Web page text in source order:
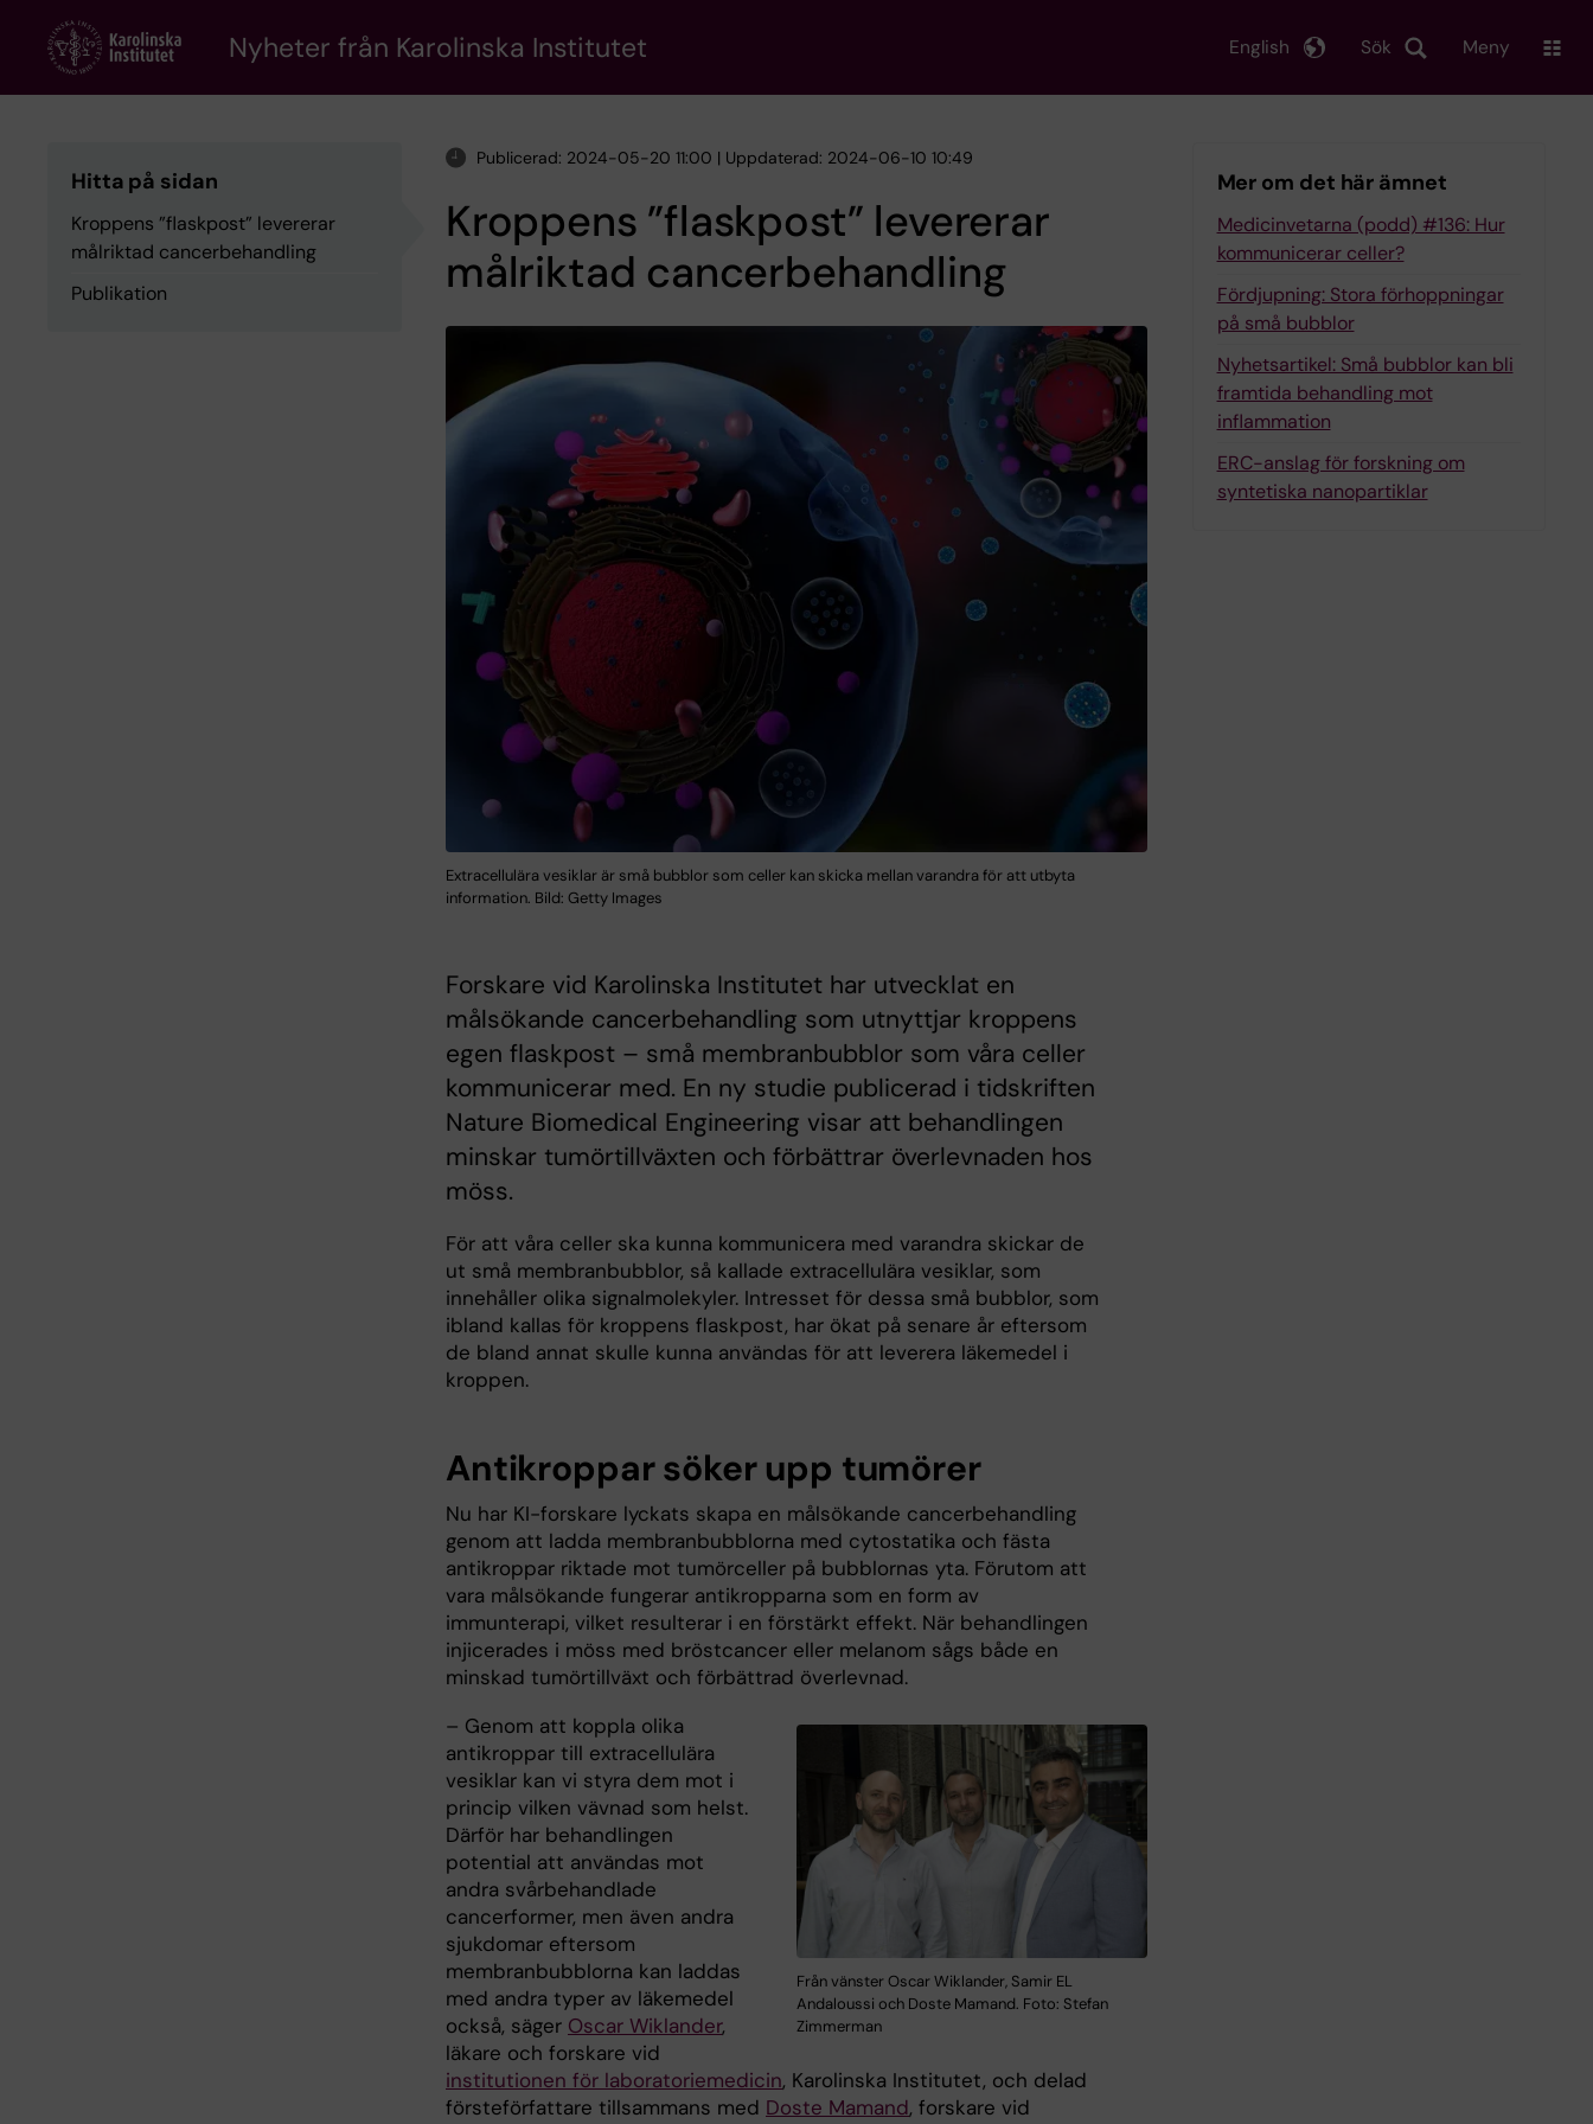
content
Nyheter från Karolinska Institutet Sök
English Meny
Hitta på sidan
Kroppens ”flaskpost” levererar
målriktad cancerbehandling
Publikation
Publicerad: 2024-05-20 11:00 | Uppdaterad: 2024-06-10 10:49
Kroppens ”flaskpost” levererar
målriktad cancerbehandling
Extracellulära vesiklar är små bubblor som celler kan skicka mellan varandra för att utbyta
information. Bild: Getty Images
Forskare vid Karolinska Institutet har utvecklat en
målsökande cancerbehandling som utnyttjar kroppens
egen flaskpost – små membranbubblor som våra celler
kommunicerar med. En ny studie publicerad i tidskriften
Nature Biomedical Engineering visar att behandlingen
minskar tumörtillväxten och förbättrar överlevnaden hos
möss.
För att våra celler ska kunna kommunicera med varandra skickar de
ut små membranbubblor, så kallade extracellulära vesiklar, som
innehåller olika signalmolekyler. Intresset för dessa små bubblor, som
ibland kallas för kroppens flaskpost, har ökat på senare år eftersom
de bland annat skulle kunna användas för att leverera läkemedel i
kroppen.
Antikroppar söker upp tumörer
Nu har KI-forskare lyckats skapa en målsökande cancerbehandling
genom att ladda membranbubblorna med cytostatika och fästa
antikroppar riktade mot tumörceller på bubblornas yta. Förutom att
vara målsökande fungerar antikropparna som en form av
immunterapi, vilket resulterar i en förstärkt effekt. När behandlingen
injicerades i möss med bröstcancer eller melanom sågs både en
minskad tumörtillväxt och förbättrad överlevnad.
Från vänster Oscar Wiklander, Samir EL
Andaloussi och Doste Mamand. Foto: Stefan
Zimmerman
– Genom att koppla olika
antikroppar till extracellulära
vesiklar kan vi styra dem mot i
princip vilken vävnad som helst.
Därför har behandlingen
potential att användas mot
andra svårbehandlade
cancerformer, men även andra
sjukdomar eftersom
membranbubblorna kan laddas
med andra typer av läkemedel
också, säger Oscar Wiklander,
läkare och forskare vid
institutionen för laboratoriemedicin, Karolinska Institutet, och delad
försteförfattare tillsammans med Doste Mamand, forskare vid
Mer om det här ämnet
Medicinvetarna (podd) #136: Hur
kommunicerar celler?
Fördjupning: Stora förhoppningar
på små bubblor
Nyhetsartikel: Små bubblor kan bli
framtida behandling mot
inflammation
ERC-anslag för forskning om
syntetiska nanopartiklar